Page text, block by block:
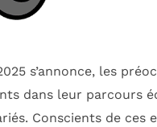
s’annonce, les
dans leur parcours
Conscients de ces